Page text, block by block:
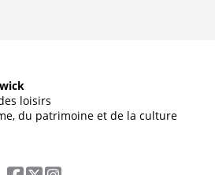
loisirs
du patrimoine et de la culture